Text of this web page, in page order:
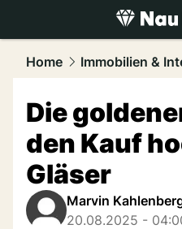
luxury.NAU.ch
Home Immobilien &
Die
den Kauf
Gläser
Marvin
20.08.2025 -